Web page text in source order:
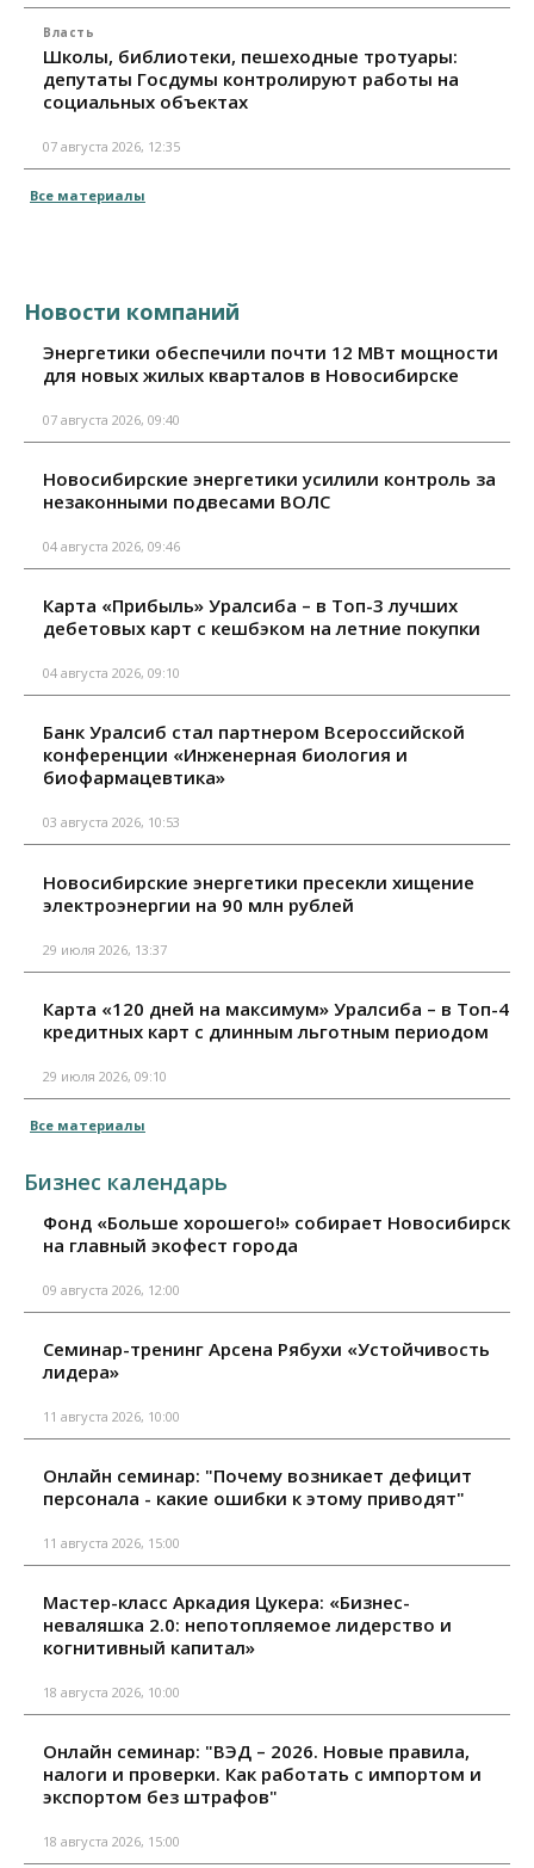
Власть
Школы, библиотеки, пешеходные тротуары:
депутаты Госдумы контролируют работы на
социальных объектах
07 августа 2026, 12:35
Все материалы
Новости компаний
Энергетики обеспечили почти 12 МВт мощности
для новых жилых кварталов в Новосибирске
07 августа 2026, 09:40
Новосибирские энергетики усилили контроль за
незаконными подвесами ВОЛС
04 августа 2026, 09:46
Карта «Прибыль» Уралсиба – в Топ-3 лучших
дебетовых карт с кешбэком на летние покупки
04 августа 2026, 09:10
Банк Уралсиб стал партнером Всероссийской
конференции «Инженерная биология и
биофармацевтика»
03 августа 2026, 10:53
Новосибирские энергетики пресекли хищение
электроэнергии на 90 млн рублей
29 июля 2026, 13:37
Карта «120 дней на максимум» Уралсиба – в Топ-4
кредитных карт с длинным льготным периодом
29 июля 2026, 09:10
Все материалы
Бизнес календарь
Фонд «Больше хорошего!» собирает Новосибирск
на главный экофест города
09 августа 2026, 12:00
Семинар-тренинг Арсена Рябухи «Устойчивость
лидера»
11 августа 2026, 10:00
Онлайн семинар: "Почему возникает дефицит
персонала - какие ошибки к этому приводят"
11 августа 2026, 15:00
Мастер-класс Аркадия Цукера: «Бизнес-
неваляшка 2.0: непотопляемое лидерство и
когнитивный капитал»
18 августа 2026, 10:00
Онлайн семинар: "ВЭД – 2026. Новые правила,
налоги и проверки. Как работать с импортом и
экспортом без штрафов"
18 августа 2026, 15:00